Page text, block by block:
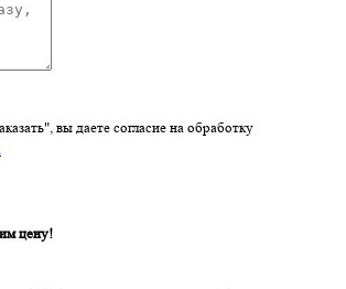
вы даете согласие на обработку
цену!